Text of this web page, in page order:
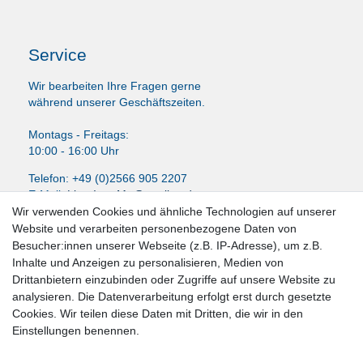
Service
Wir bearbeiten Ihre Fragen gerne
während unserer Geschäftszeiten.
Montags - Freitags:
10:00 - 16:00 Uhr
Telefon: +49 (0)2566 905 2207
E-Mail:LissyInterMo@t-online.de
News-Letter abonieren
VORNAME NACHNAME
Wir verwenden Cookies und ähnliche Technologien auf unserer
Website und verarbeiten personenbezogene Daten von
Besucher:innen unserer Webseite (z.B. IP-Adresse), um z.B.
Inhalte und Anzeigen zu personalisieren, Medien von
Drittanbietern einzubinden oder Zugriffe auf unsere Website zu
analysieren. Die Datenverarbeitung erfolgt erst durch gesetzte
Cookies. Wir teilen diese Daten mit Dritten, die wir in den
Einstellungen benennen.